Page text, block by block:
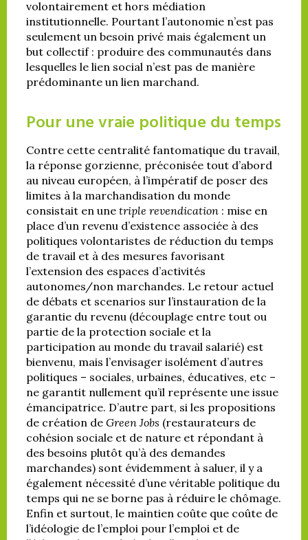
volontairement et hors médiation
institutionnelle. Pourtant l’autonomie n’est pas
seulement un besoin privé mais également un
but collectif : produire des communautés dans
lesquelles le lien social n’est pas de manière
prédominante un lien marchand.
Pour une vraie politique du temps
Contre cette centralité fantomatique du travail,
la réponse gorzienne, préconisée tout d’abord
au niveau européen, à l’impératif de poser des
limites à la marchandisation du monde
consistait en une triple revendication : mise en
place d’un revenu d’existence associée à des
politiques volontaristes de réduction du temps
de travail et à des mesures favorisant
l’extension des espaces d’activités
autonomes/non marchandes. Le retour actuel
de débats et scenarios sur l’instauration de la
garantie du revenu (découplage entre tout ou
partie de la protection sociale et la
participation au monde du travail salarié) est
bienvenu, mais l’envisager isolément d’autres
politiques – sociales, urbaines, éducatives, etc –
ne garantit nullement qu’il représente une issue
émancipatrice. D’autre part, si les propositions
de création de Green Jobs (restaurateurs de
cohésion sociale et de nature et répondant à
des besoins plutôt qu’à des demandes
marchandes) sont évidemment à saluer, il y a
également nécessité d’une véritable politique du
temps qui ne se borne pas à réduire le chômage.
Enfin et surtout, le maintien coûte que coûte de
l’idéologie de l’emploi pour l’emploi et de